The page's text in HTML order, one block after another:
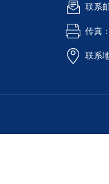
联系
传真
联系